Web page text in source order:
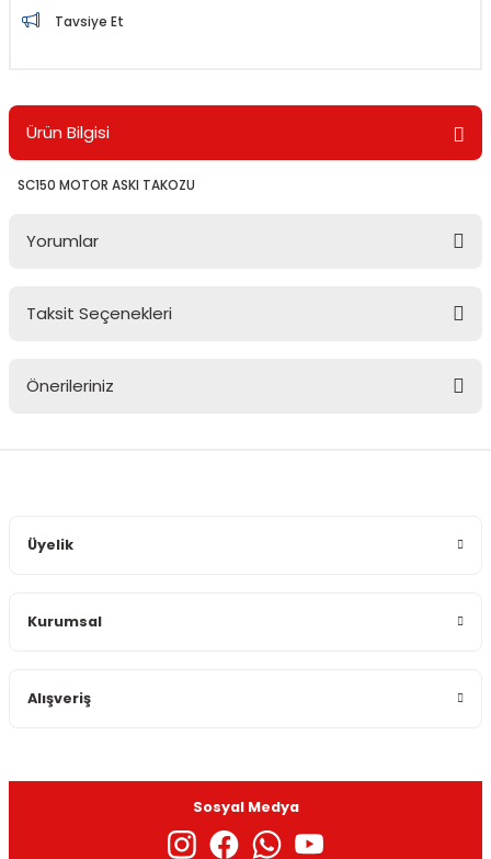
Tavsiye Et
Ürün Bilgisi
SC150 MOTOR ASKI TAKOZU
Yorumlar
Taksit Seçenekleri
Önerileriniz
Ürün bilgilerinde hatalar bulunuyor.
Gönder
Üyelik
Kurumsal
Alışveriş
Sosyal Medya